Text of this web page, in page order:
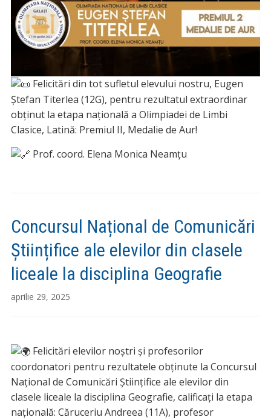
Felicitări din tot sufletul elevului nostru, Eugen
Ștefan Titerlea (12G), pentru rezultatul extraordinar
obținut la etapa națională a Olimpiadei de Limbi
Clasice, Latină: Premiul II, Medalie de Aur!
Prof. coord. Elena Monica Neamțu
Concursul Național de Comunicări
Științifice ale elevilor din clasele
liceale la disciplina Geografie
aprilie 29, 2025
Felicitări elevilor noștri și profesorilor
coordonatori pentru rezultatele obținute la Concursul
Național de Comunicări Științifice ale elevilor din
clasele liceale la disciplina Geografie, calificați la etapa
națională: Căruceriu Andreea (11A), profesor